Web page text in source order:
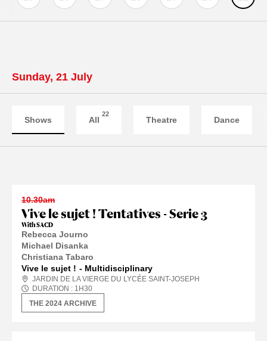
Sunday, 21 July
Shows All
22
Theatre Dance
Vive le sujet ! Tentatives - Serie 3
With SACD
Rebecca Journo
Michael Disanka
Christiana Tabaro
10.30am
Vive le sujet ! Multidisciplinary
JARDIN DE LA VIERGE DU LYCÉE SAINT-JOSEPH
DURATION : 1 H30
THE 2024 ARCHIVE